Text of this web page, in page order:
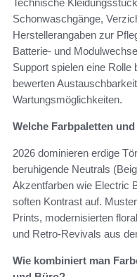
Technische
Schonwaschgänge,
Herstellerangaben zur
Batterie- und
Support spielen eine Rolle
bewerten
Wartungsmöglichkeiten.
Welche Farbpaletten
2026 dominieren erdige
beruhigende Neutrals
Akzentfarben wie Electric
soften Kontrast auf.
Prints, modernisierten
und Retro-Revivals aus
Wie kombiniert man